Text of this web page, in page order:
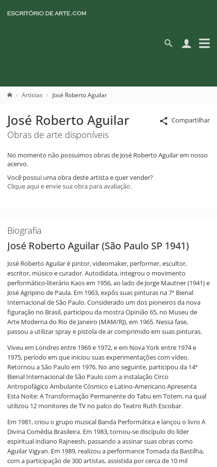
Artistas José Roberto Aguilar
Compartilhar
José Roberto Aguilar
Obras de arte disponíveis
No momento não possuimos obras de José Roberto Aguilar em nosso
acervo.
Você possui uma obra deste artista e quer vender?
Clique aqui e envie sua obra para avaliação.
Biografia
José Roberto Aguilar (São Paulo SP 1941)
José Roberto Aguilar é pintor, videomaker, performer, escultor,
escritor, músico e curador. Autodidata, integrou o movimento
performático-literário Kaos em 1956, ao lado de Jorge Mautner (1941) e
José Agripino de Paula. Em 1963, expôs suas pinturas na 7ª Bienal
Internacional de São Paulo. Considerado um dos pioneiros da nova
figuração no Brasil, participou da mostra Opinião 65, no Museu de
Arte Moderna do Rio de Janeiro (MAM/RJ), em 1965. Nessa fase,
passou a utilizar spray e pistola de ar comprimido em suas pinturas.
Viveu em Londres entre 1969 e 1972, e em Nova York entre 1974 e
1975, período em que iniciou suas experimentações com vídeo.
Retornou a São Paulo em 1976. No ano seguinte, participou da 14ª
Bienal Internacional de São Paulo com a instalação Circo
Antropofágico Ambulante Cósmico e Latino-Americano Apresenta
Esta Noite: A Transformação Permanente do Tabu em Totem, na qual
utilizou 12 monitores de TV no palco do Teatro Ruth Escobar.
Em 1981, criou o grupo musical Banda Performática e lançou o livro A
Divina Comédia Brasileira. Em 1983, tornou-se discípulo do líder
espiritual indiano Rajneesh, passando a assinar suas obras como
Aguilar Vigyan. Em 1989, realizou a performance Tomada da Bastilha,
com a participação de 300 artistas, assistida por cerca de 10 mil